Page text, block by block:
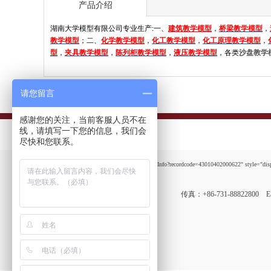
产品介绍
湖南大学模型有限公司专业生产:一、 建筑教学模型 ， 桥梁教学模型 ，
教学模型 ；二、 化学教学模型 ， 化工教学模型 ， 化工原理教学模型 ，
型 ， 夹具教学模型 ， 陈列柜教学模型 ， 液压教学模型 ， 各类沙盘教学
http://www.beian.gov.cn/portal/registerSystemInfo?recordcode=43010402000622"
传真：+86-731-88822800
请您留言
感谢您的关注，当前客服人员不在
线，请填写一下您的信息，我们会
尽快和您联系。